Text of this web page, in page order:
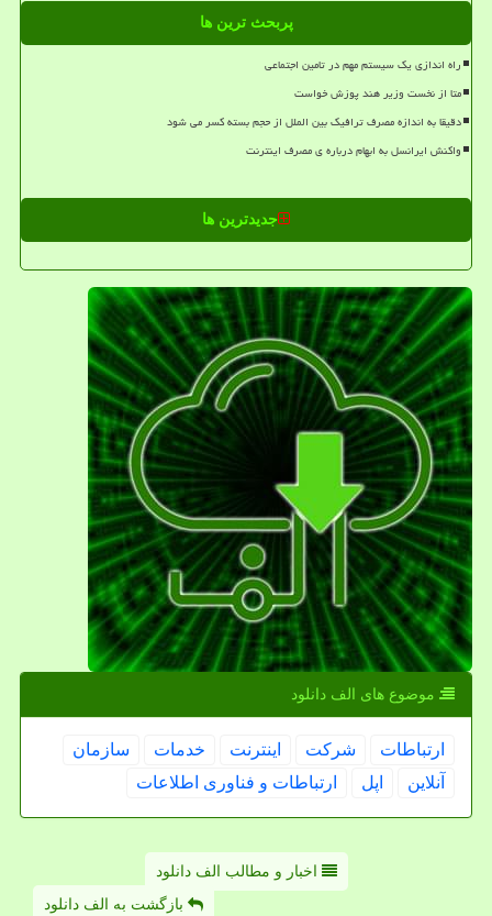
پربحث ترین ها
راه اندازی یک سیستم مهم در تامین اجتماعی
متا از نخست وزیر هند پوزش خواست
دقیقا به اندازه مصرف ترافیک بین الملل از حجم بسته کسر می شود
واکنش ایرانسل به ابهام درباره ی مصرف اینترنت
جدیدترین ها
موضوع های الف دانلود
ارتباطات شركت اینترنت خدمات
سازمان
آنلاین
اپل ارتباطات و فناوری اطلاعات
اخبار و مطالب الف دانلود
بازگشت به الف دانلود